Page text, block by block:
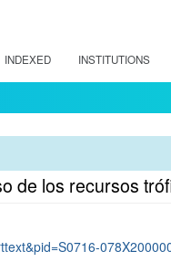
INDEXED INSTITUTIONS
de los recursos